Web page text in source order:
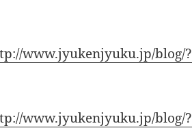
www.jyukenjyuku.jp/blog/?
www.jyukenjyuku.jp/blog/?